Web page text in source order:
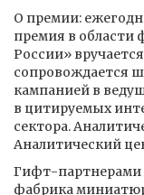
О премии:
премия в области
России»
сопровождается
кампанией в
в цитируемых
сектора.
Аналитический
Гифт-партнерами
фабрика